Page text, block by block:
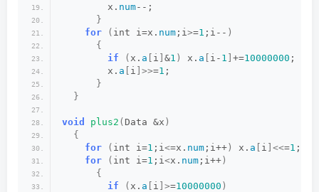
        x.
num--;
}
for
( int i=x. num ;i>=1 ;i-- )
{
if
( x. a i &1 ) x. a i- 1 +=10000000 ;
        x.
a i ]>>=1 ;
}
}
void plus2 ( Data &x )
{
for
( int i=1 ;i<=x. num ;i++ ) x. a i ]<<=1 ;
for
( int i=1 ;i<x. num ;i++ )
{
if
( x. a i ]>=10000000 )